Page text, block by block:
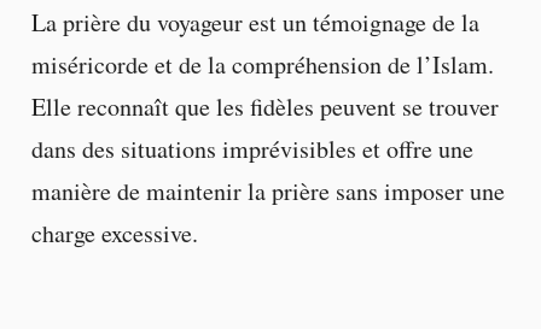
La prière du voyageur est un témoignage de la
miséricorde et de la compréhension de l’Islam.
Elle reconnaît que les fidèles peuvent se trouver
dans des situations imprévisibles et offre une
manière de maintenir la prière sans imposer une
charge excessive.